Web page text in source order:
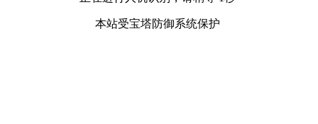
本站受宝塔防御系统保护